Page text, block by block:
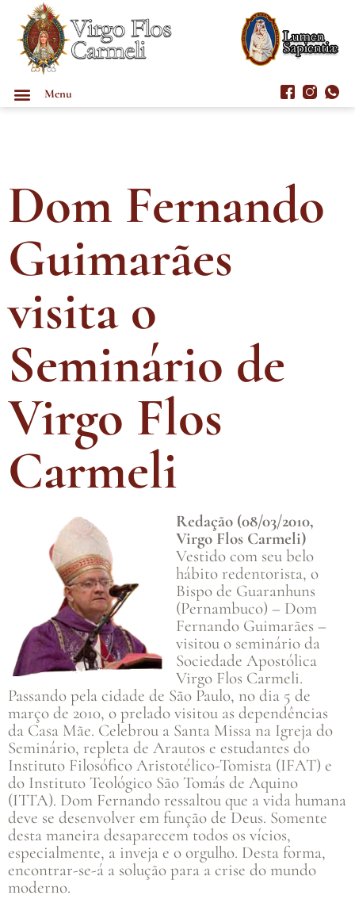
Menu
Dom Fernando
Guimarães
visita o
Seminário de
Virgo Flos
Carmeli
Redação (08/03/2010,
Virgo Flos Carmeli)
Vestido com seu belo
hábito redentorista, o
Bispo de Guaranhuns
(Pernambuco) – Dom
Fernando Guimarães –
visitou o seminário da
Sociedade Apostólica
Virgo Flos Carmeli.
Passando pela cidade de São Paulo, no dia 5 de
março de 2010, o prelado visitou as dependências
da Casa Mãe. Celebrou a Santa Missa na Igreja do
Seminário, repleta de Arautos e estudantes do
Instituto Filosófico Aristotélico-Tomista (IFAT) e
do Instituto Teológico São Tomás de Aquino
(ITTA). Dom Fernando ressaltou que a vida humana
deve se desenvolver em função de Deus. Somente
desta maneira desaparecem todos os vícios,
especialmente, a inveja e o orgulho. Desta forma,
encontrar-se-á a solução para a crise do mundo
moderno.